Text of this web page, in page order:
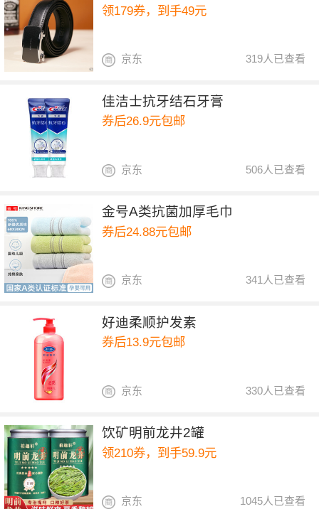
领179券，到手49元
319人已查看
京东
佳洁士抗牙结石牙膏
券后26.9元包邮
506人已查看
京东
金号A类抗菌加厚毛巾
券后24.88元包邮
341人已查看
京东
好迪柔顺护发素
券后13.9元包邮
330人已查看
京东
饮矿明前龙井2罐
领210券，到手59.9元
1045人已查看
京东